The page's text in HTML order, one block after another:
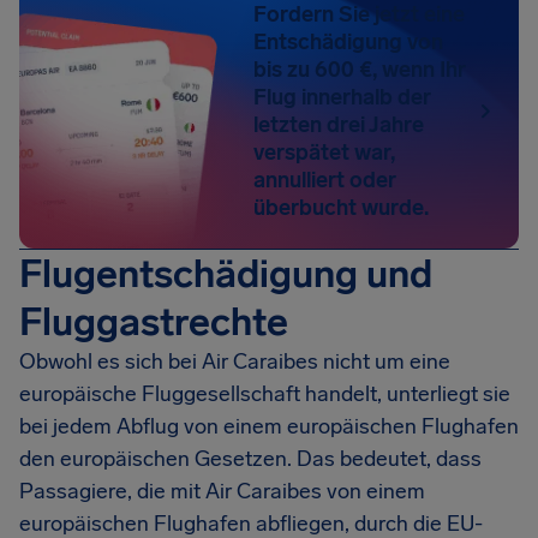
Fordern Sie jetzt eine
Entschädigung von
bis zu 600 €, wenn Ihr
Flug innerhalb der
letzten drei Jahre
verspätet war,
annulliert oder
überbucht wurde.
Flugentschädigung und
Fluggastrechte
Obwohl es sich bei Air Caraibes nicht um eine
europäische Fluggesellschaft handelt, unterliegt sie
bei jedem Abflug von einem europäischen Flughafen
den europäischen Gesetzen. Das bedeutet, dass
Passagiere, die mit Air Caraibes von einem
europäischen Flughafen abfliegen, durch die EU-